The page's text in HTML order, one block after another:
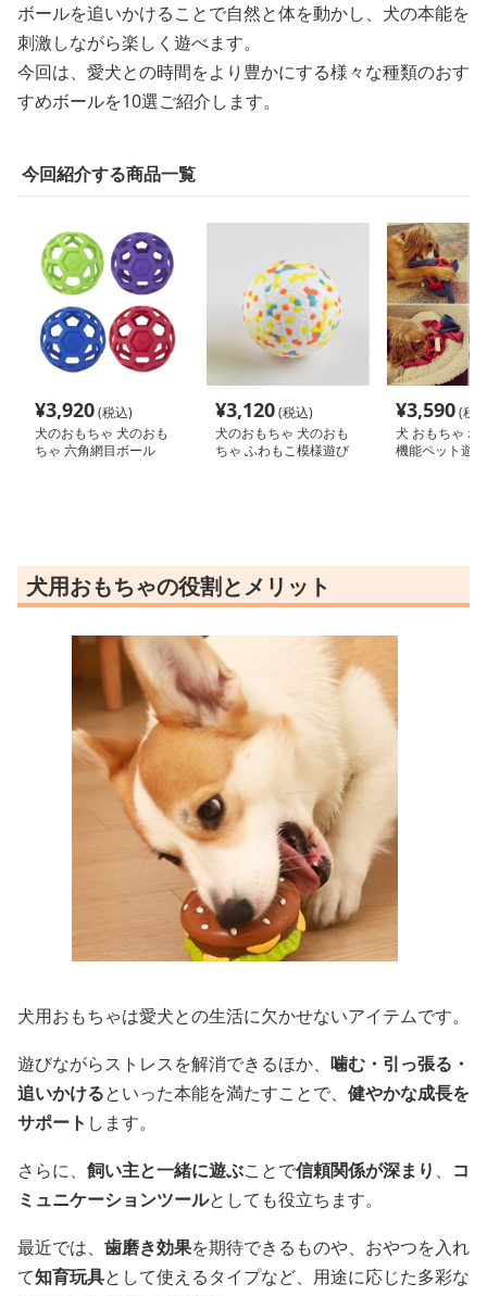
ボールを追いかけることで自然と体を動かし、犬の本能を
刺激しながら楽しく遊べます。
今回は、愛犬との時間をより豊かにする様々な種類のおす
すめボールを10選ご紹介します。
今回紹介する商品一覧
¥3,920(税込)
犬のおもちゃ 犬のおも
ちゃ 六角網目ボール
¥3,120(税込)
犬のおもちゃ 犬のおも
ちゃ ふわもこ模様遊び
¥3,590(税
犬 おもちゃ ボ
機能ペット遊
犬用おもちゃの役割とメリット
犬用おもちゃは愛犬との生活に欠かせないアイテムです。
遊びながらストレスを解消できるほか、 噛む・引っ張る・
追いかけるといった本能を満たすことで、 健やかな成長を
サポート します。
さらに、 飼い主と一緒に遊ぶことで信頼関係が深まり 、 コ
ミュニケーションツールとしても役立ちます。
最近では、 歯磨き効果を期待できるものや、おやつを入れ
て知育玩具として使えるタイプなど、用途に応じた多彩な